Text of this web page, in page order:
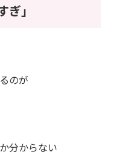
」
のが
分からない